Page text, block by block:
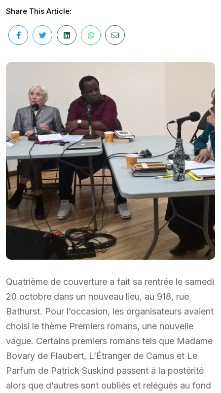
Share This Article:
Quatrième de couverture a fait sa rentrée le samedi
20 octobre dans un nouveau lieu, au 918, rue
Bathurst. Pour l’occasion, les organisateurs avaient
choisi le thème Premiers romans, une nouvelle
vague. Certains premiers romans tels que Madame
Bovary de Flaubert, L’Étranger de Camus et Le
Parfum de Patrick Suskind passent à la postérité
alors que d’autres sont oubliés et relégués au fond